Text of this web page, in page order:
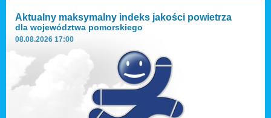
Aktualny maksymalny indeks jakości powietrza
dla województwa pomorskiego
08.08.2026 17:00